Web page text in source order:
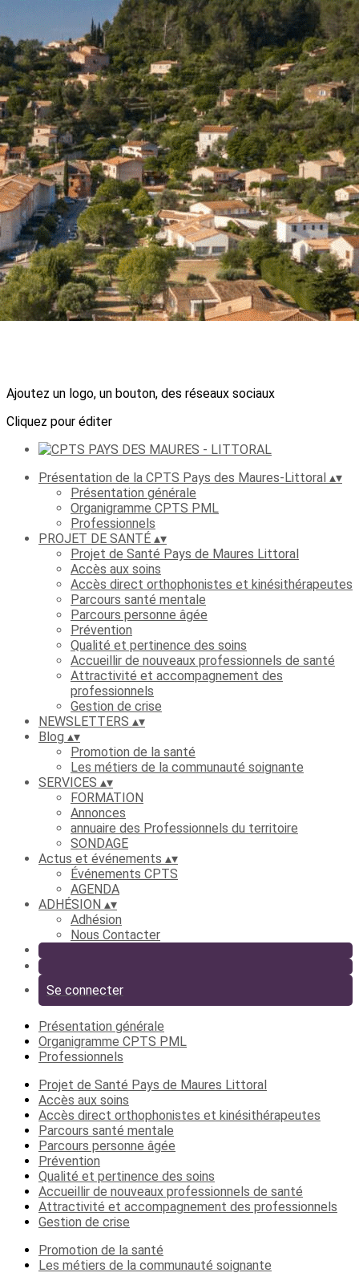
Exporter les lignes sélectionnées
Exporter toutes les colonnes
Exporter uniquement les colonnes affichées
Menu
<
>
Promotion de la santé
Les métiers de la communauté soignante
?>
Images de la page d'accueil
Cliquez pour éditer
Ajoutez un logo, un bouton, des réseaux sociaux
Cliquez pour éditer
Présentation de la CPTS Pays des Maures-Littoral ▴▾
Présentation générale
Organigramme CPTS PML
Professionnels
PROJET DE SANTÉ ▴▾
Projet de Santé Pays de Maures Littoral
Accès aux soins
Accès direct orthophonistes et kinésithérapeutes
Parcours santé mentale
Parcours personne âgée
Prévention
Qualité et pertinence des soins
Accueillir de nouveaux professionnels de santé
Attractivité et accompagnement des
professionnels
Gestion de crise
NEWSLETTERS ▴▾
Blog ▴▾
Promotion de la santé
Les métiers de la communauté soignante
SERVICES ▴▾
FORMATION
Annonces
annuaire des Professionnels du territoire
SONDAGE
Actus et événements ▴▾
Événements CPTS
AGENDA
ADHÉSION ▴▾
Adhésion
Nous Contacter
Se connecter
Présentation générale
Organigramme CPTS PML
Professionnels
Projet de Santé Pays de Maures Littoral
Accès aux soins
Accès direct orthophonistes et kinésithérapeutes
Parcours santé mentale
Parcours personne âgée
Prévention
Qualité et pertinence des soins
Accueillir de nouveaux professionnels de santé
Attractivité et accompagnement des professionnels
Gestion de crise
Promotion de la santé
Les métiers de la communauté soignante